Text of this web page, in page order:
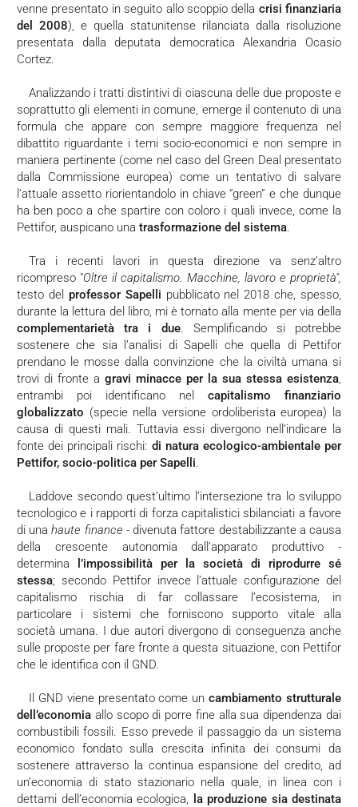
venne presentato in seguito allo scoppio della crisi finanziaria
del 2008), e quella statunitense rilanciata dalla risoluzione
presentata dalla deputata democratica Alexandria Ocasio
Cortez.
Analizzando i tratti distintivi di ciascuna delle due proposte e
soprattutto gli elementi in comune, emerge il contenuto di una
formula che appare con sempre maggiore frequenza nel
dibattito riguardante i temi socio-economici e non sempre in
maniera pertinente (come nel caso del Green Deal presentato
dalla Commissione europea) come un tentativo di salvare
l’attuale assetto riorientandolo in chiave “green” e che dunque
ha ben poco a che spartire con coloro i quali invece, come la
Pettifor, auspicano una trasformazione del sistema.
Tra i recenti lavori in questa direzione va senz’altro
ricompreso "Oltre il capitalismo. Macchine, lavoro e proprietà",
testo del professor Sapelli pubblicato nel 2018 che, spesso,
durante la lettura del libro, mi è tornato alla mente per via della
complementarietà tra i due. Semplificando si potrebbe
sostenere che sia l’analisi di Sapelli che quella di Pettifor
prendano le mosse dalla convinzione che la civiltà umana si
trovi di fronte a gravi minacce per la sua stessa esistenza,
entrambi poi identificano nel capitalismo finanziario
globalizzato (specie nella versione ordoliberista europea) la
causa di questi mali. Tuttavia essi divergono nell’indicare la
fonte dei principali rischi: di natura ecologico-ambientale per
Pettifor, socio-politica per Sapelli.
Laddove secondo quest’ultimo l’intersezione tra lo sviluppo
tecnologico e i rapporti di forza capitalistici sbilanciati a favore
di unahaute finance - divenuta fattore destabilizzante a causa
della crescente autonomia dall’apparato produttivo -
determina
l’impossibilità per la società di riprodurre sé
stessa; secondo Pettifor invece l’attuale configurazione del
capitalismo rischia di far collassare l’ecosistema, in
particolare i sistemi che forniscono supporto vitale alla
società umana. I due autori divergono di conseguenza anche
sulle proposte per fare fronte a questa situazione, con Pettifor
che le identifica con il GND.
Il GND viene presentato come uncambiamento strutturale
dell’economia allo scopo di porre fine alla sua dipendenza dai
combustibili fossili. Esso prevede il passaggio da un sistema
economico fondato sulla crescita infinita dei consumi da
sostenere attraverso la continua espansione del credito, ad
un’economia di stato stazionario nella quale, in linea con i
dettami dell’economia ecologica, la produzione sia destinata